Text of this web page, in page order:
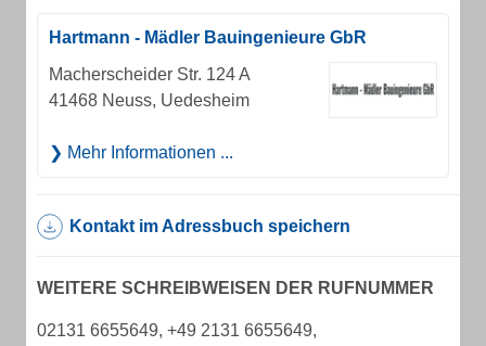
Hartmann - Mädler Bauingenieure GbR
Macherscheider Str. 124 A
41468 Neuss, Uedesheim
Mehr Informationen ...
Kontakt im Adressbuch speichern
WEITERE SCHREIBWEISEN DER RUFNUMMER
02131 6655649, +49 2131 6655649,